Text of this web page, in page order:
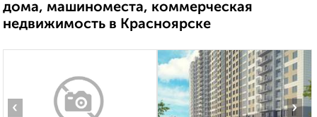
дома, машиноместа, коммерческая
недвижимость в Красноярске
‹ ›